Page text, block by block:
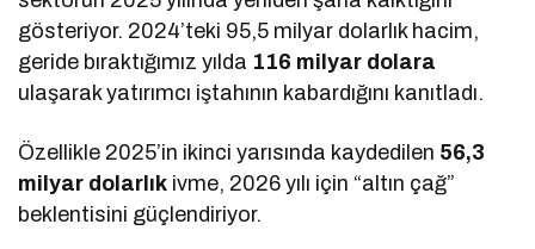
gösteriyor. 2024’teki 95,5 milyar dolarlık hacim,
geride bıraktığımız yılda 116 milyar dolara
ulaşarak yatırımcı iştahının kabardığını kanıtladı.
Özellikle 2025’in ikinci yarısında kaydedilen 56,3
milyar dolarlık ivme, 2026 yılı için “altın çağ”
beklentisini güçlendiriyor.